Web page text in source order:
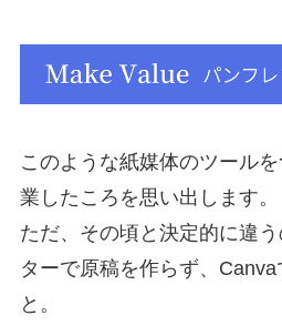
このような紙媒体のツール
業したころを思い出します。
ただ、その頃と決定的に違
ターで原稿を作らず、
と。